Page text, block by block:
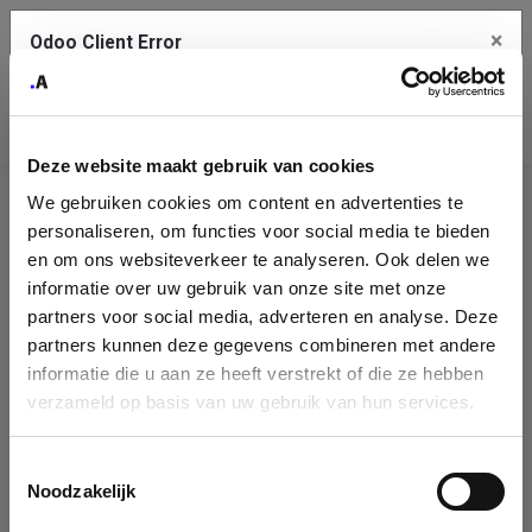
Deze website maakt gebruik van cookies
We gebruiken cookies om content en advertenties te
personaliseren, om functies voor social media te bieden
en om ons websiteverkeer te analyseren. Ook delen we
informatie over uw gebruik van onze site met onze
partners voor social media, adverteren en analyse. Deze
partners kunnen deze gegevens combineren met andere
informatie die u aan ze heeft verstrekt of die ze hebben
verzameld op basis van uw gebruik van hun services.
Noodzakelijk
Company
Identification
Please fill in your company details
You can search a company in our database by name, VAT or
enterprise ID. When a company is selected it will auto-complete the
form. If you don't find your company in our database, you can create
Odoo Client Error ×
service.
See details
Ok